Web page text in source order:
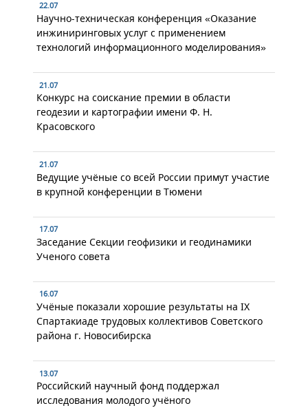
22.07
Научно-техническая конференция «Оказание
инжиниринговых услуг с применением
технологий информационного моделирования»
21.07
Конкурс на соискание премии в области
геодезии и картографии имени Ф. Н.
Красовского
21.07
Ведущие учёные со всей России примут участие
в крупной конференции в Тюмени
17.07
Заседание Секции геофизики и геодинамики
Ученого совета
16.07
Учёные показали хорошие результаты на IX
Спартакиаде трудовых коллективов Советского
района г. Новосибирска
13.07
Российский научный фонд поддержал
исследования молодого учёного